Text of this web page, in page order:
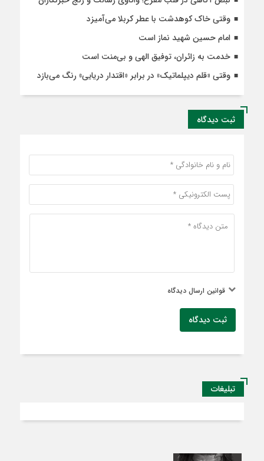
وقتی خاک کوهدشت با عطر کربلا می‌آمیزد
امام حسین شهید نماز است
خدمت به زائران، توفیق الهی و بی‌منت است
وقتی «قلم دیپلماتیک» در برابر «اقتدار دریایی» رنگ می‌بازد
ثبت دیدگاه
قوانین ارسال دیدگاه
ثبت دیدگاه
تبلیغات